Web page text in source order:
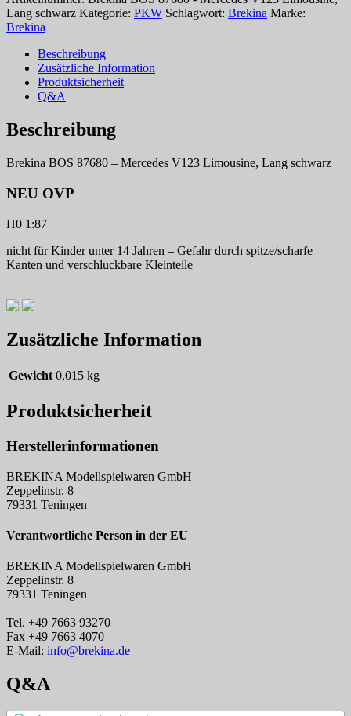
Lang schwarz Kategorie: PKW Schlagwort: Brekina Marke:
Brekina
Beschreibung
Zusätzliche Information
Produktsicherheit
Q&A
Beschreibung
Brekina BOS 87680 – Mercedes V123 Limousine, Lang schwarz
NEU OVP
H0 1:87
nicht für Kinder unter 14 Jahren – Gefahr durch spitze/scharfe
Kanten und verschluckbare Kleinteile
Zusätzliche Information
Gewicht 0,015 kg
Produktsicherheit
Herstellerinformationen
BREKINA Modellspielwaren GmbH
Zeppelinstr. 8
79331 Teningen
Verantwortliche Person in der EU
BREKINA Modellspielwaren GmbH
Zeppelinstr. 8
79331 Teningen
Tel. +49 7663 93270
Fax +49 7663 4070
E-Mail: info@brekina.de
Q&A